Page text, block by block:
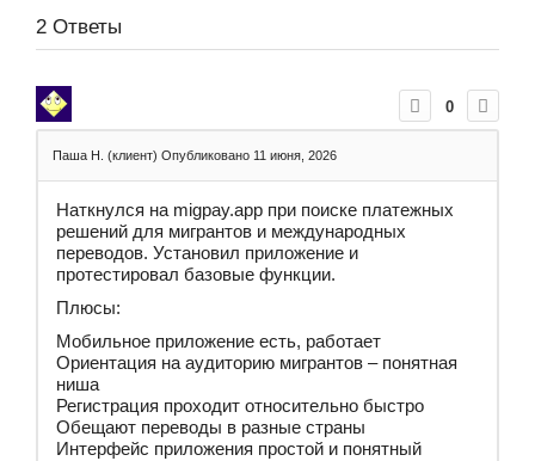
2 Ответы
0
Паша Н. (клиент) Опубликовано 11 июня, 2026
Наткнулся на migpay.app при поиске платежных
решений для мигрантов и международных
переводов. Установил приложение и
протестировал базовые функции.
Плюсы:
Мобильное приложение есть, работает
Ориентация на аудиторию мигрантов – понятная
ниша
Регистрация проходит относительно быстро
Обещают переводы в разные страны
Интерфейс приложения простой и понятный